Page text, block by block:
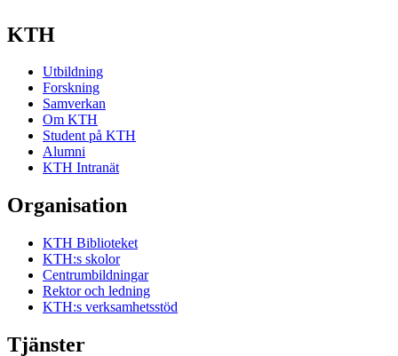
KTH
Utbildning
Forskning
Samverkan
Om KTH
Student på KTH
Alumni
KTH Intranät
Organisation
KTH Biblioteket
KTH:s skolor
Centrumbildningar
Rektor och ledning
KTH:s verksamhetsstöd
Tjänster